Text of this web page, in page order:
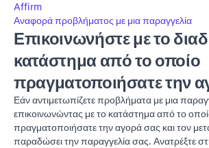
Affirm
Αναφορά προβλήματος με μια παραγγελία
Επικοινωνήστε με το
κατάστημα από το οποίο
πραγματοποιήσατε την
Εάν αντιμετωπίζετε προβλήματα με μια
επικοινωνώντας με το κατάστημα από το
πραγματοποιήσατε την αγορά σας και τον
παραδώσει την παραγγελία σας. Ανατρέξτε